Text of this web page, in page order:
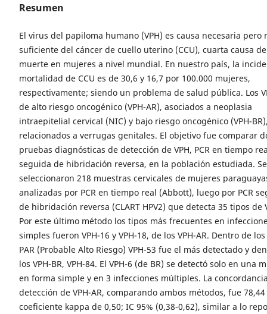
Resumen
El virus del papiloma humano (VPH) es causa necesaria pero
suficiente del cáncer de cuello uterino (CCU), cuarta causa de
muerte en mujeres a nivel mundial. En nuestro país, la
mortalidad de CCU es de 30,6 y 16,7 por 100.000 mujeres,
respectivamente; siendo un problema de salud pública. Los
de alto riesgo oncogénico (VPH-AR), asociados a neoplasia
intraepitelial cervical (NIC) y bajo riesgo oncogénico (VPH-
relacionados a verrugas genitales. El objetivo fue comparar
pruebas diagnósticas de detección de VPH, PCR en tiempo
seguida de hibridación reversa, en la población estudiada. Se
seleccionaron 218 muestras cervicales de mujeres
analizadas por PCR en tiempo real (Abbott), luego por PCR
de hibridación reversa (CLART HPV2) que detecta 35 tipos de
Por este último método los tipos más frecuentes en
simples fueron VPH-16 y VPH-18, de los VPH-AR. Dentro de los
PAR (Probable Alto Riesgo) VPH-53 fue el más detectado y
los VPH-BR, VPH-84. El VPH-6 (de BR) se detectó solo en una
en forma simple y en 3 infecciones múltiples. La
detección de VPH-AR, comparando ambos métodos, fue 78,44
coeficiente kappa de 0,50; IC 95% (0,38-0,62), similar a lo